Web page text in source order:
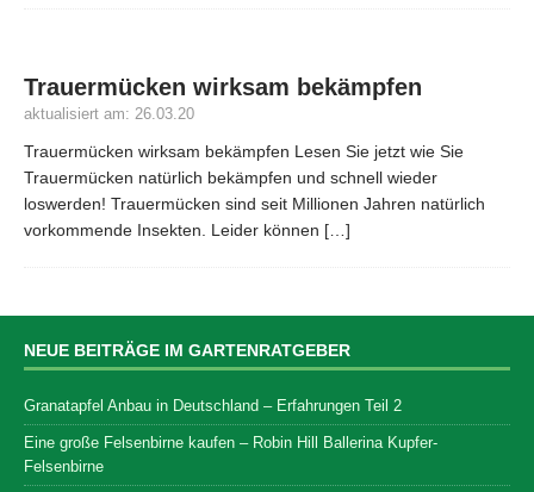
Trauermücken wirksam bekämpfen
aktualisiert am: 26.03.20
Trauermücken wirksam bekämpfen Lesen Sie jetzt wie Sie
Trauermücken natürlich bekämpfen und schnell wieder
loswerden! Trauermücken sind seit Millionen Jahren natürlich
vorkommende Insekten. Leider können […]
NEUE BEITRÄGE IM GARTENRATGEBER
Granatapfel Anbau in Deutschland – Erfahrungen Teil 2
Eine große Felsenbirne kaufen – Robin Hill Ballerina Kupfer-
Felsenbirne